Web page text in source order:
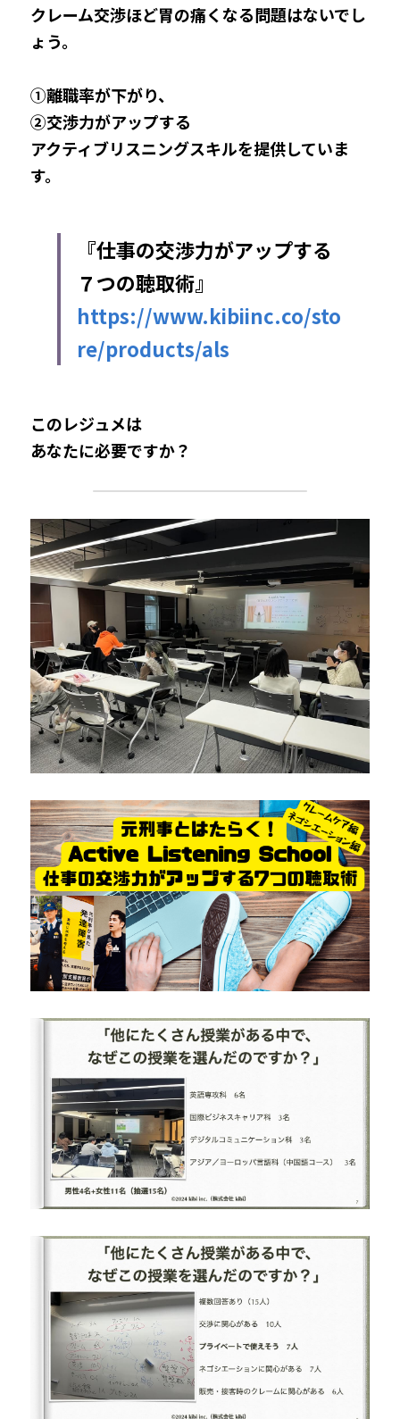
クレーム交渉ほど胃の痛くなる問題はないでし
ょう。
①離職率が下がり、
②交渉力がアップする
アクティブリスニングスキルを提供していま
す。
『仕事の交渉力がアップする
７つの聴取術』
https://www.kibiinc.co/sto
re/products/als
このレジュメは
あなたに必要ですか？